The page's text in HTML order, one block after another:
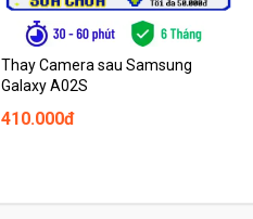
Thay Camera sau Samsung
Galaxy A02S
410.000đ